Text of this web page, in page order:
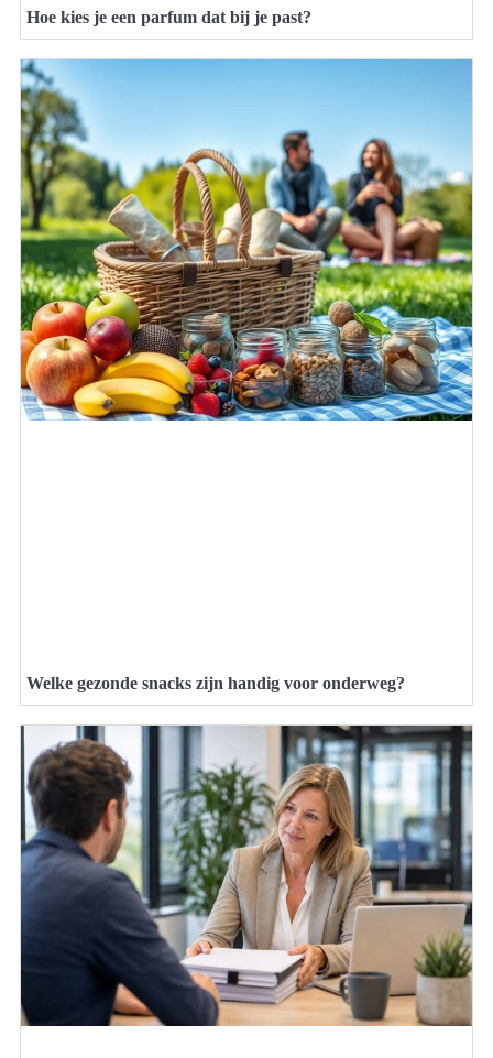
Hoe kies je een parfum dat bij je past?
Welke gezonde snacks zijn handig voor onderweg?